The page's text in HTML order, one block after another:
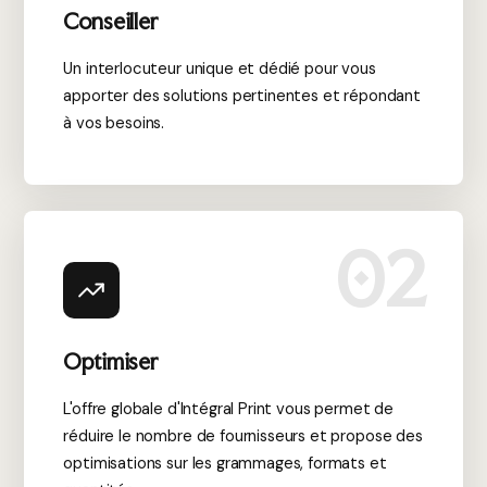
consommation énergétique.
Des enseignes lumineuses sur
mesure adaptées à votre
Chaque entreprise possède ses propres besoins en
enseignes lumineuses peuvent être entièrement
personnalisées selon votre secteur d’activité, vos objectifs
marketing et votre identité graphique.
Les matériaux innovants et les techniques de fabrication
actuelles permettent de concevoir des enseignes de
toutes formes, couleurs et dimensions. Que vous
souhaitiez une enseigne discrète et élégante ou une
signalétique grand format très visible, de nombreuses
Conseiller
Un interlocuteur unique et dédié pour vous
apporter des solutions pertinentes et répondant
à vos besoins.
02
Optimiser
L'offre globale d'Intégral Print vous permet de
réduire le nombre de fournisseurs et propose des
optimisations sur les grammages, formats et